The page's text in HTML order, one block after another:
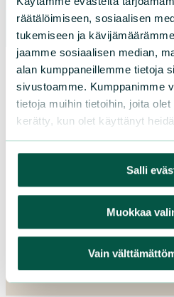
räätälöimiseen, sosiaalisen
tukemiseen ja
jaamme sosiaalisen median,
alan kumppaneillemme tietoja
sivustoamme. Kumppanimme
tietoja muihin tietoihin, joita
kerätty, kun olet käyttänyt
Salli
Muokkaa
Vain Liity